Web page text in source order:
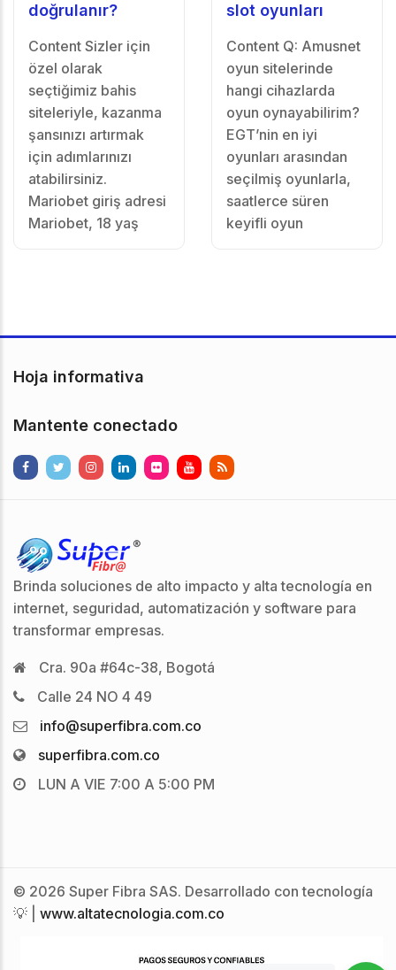
doğrulanır?
Content Sizler için
özel olarak
seçtiğimiz bahis
siteleriyle, kazanma
şansınızı artırmak
için adımlarınızı
atabilirsiniz.
Mariobet giriş adresi
Mariobet, 18 yaş
slot oyunları
Content Q: Amusnet
oyun sitelerinde
hangi cihazlarda
oyun oynayabilirim?
EGT’nin en iyi
oyunları arasından
seçilmiş oyunlarla,
saatlerce süren
keyifli oyun
Hoja informativa
Mantente conectado
Brinda soluciones de alto impacto y alta tecnología en
internet, seguridad, automatización y software para
transformar empresas.
Cra. 90a #64c-38, Bogotá
Calle 24 NO 4 49
info@superfibra.com.co
superfibra.com.co
LUN A VIE 7:00 A 5:00 PM
© 2026 Super Fibra SAS. Desarrollado con tecnología
💡 | www.altatecnologia.com.co